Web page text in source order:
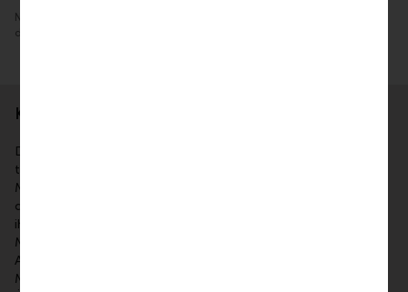
Natalie Flatz folgt auf Gabriel Brenna an der Spitze des Aufsichtsrates
der LLB (Österreich) AG.
Kurzporträt
Die
traditionsreichste Finanzinstitut im Fürstentum Liechtenstein.
Mehrheitsaktionär ist das Land Liechtenstein. Die Aktien sind
an der SIX kotiert (Symbol: LLBN). Die LLB-Gruppe bietet
ihren Kunden umfassende Dienstleistungen im Wealth
Management an: als Universalbank, im Private Banking,
Asset Management sowie bei Fund Services. Mit 1'523
Mitarbeitenden ist sie in Liechtenstein, in der Schweiz, in